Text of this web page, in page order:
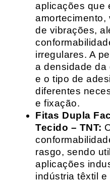
aplicações que
amortecimento,
de vibrações,
irregulares. A
a densidade da
e o tipo de
diferentes
e fixação.
Fitas Dupla
Tecido – TNT:
rasgo, sendo
aplicações
indústria têxtil